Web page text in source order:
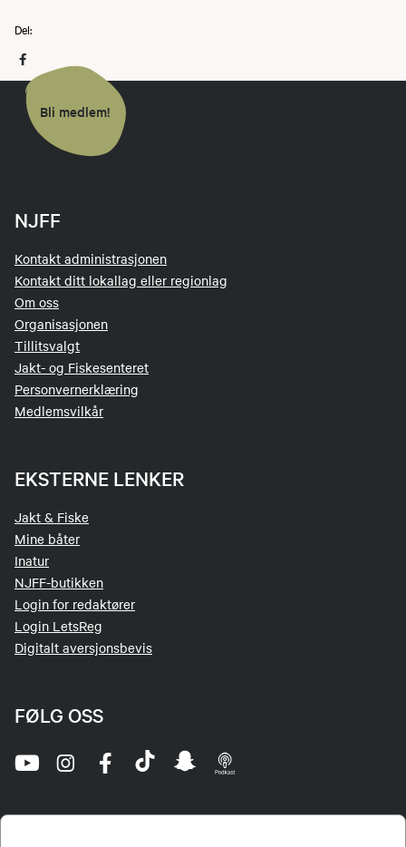
Del:
Bli medlem!
NJFF
Kontakt administrasjonen
Kontakt ditt lokallag eller regionlag
Om oss
Organisasjonen
Tillitsvalgt
Jakt- og Fiskesenteret
Personvernerklæring
Medlemsvilkår
EKSTERNE LENKER
Jakt & Fiske
Mine båter
Inatur
NJFF-butikken
Login for redaktører
Login LetsReg
Digitalt aversjonsbevis
FØLG OSS